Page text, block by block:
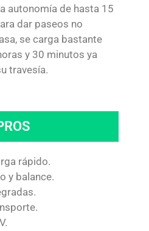
autonomía de hasta 15
dar paseos no
se carga bastante
y 30 minutos ya
travesía.
rápido.
y balance.